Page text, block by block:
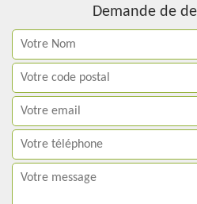
Demande de